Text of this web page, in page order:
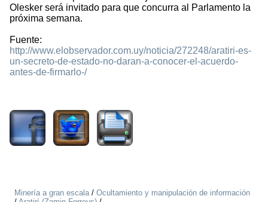
Olesker será invitado para que concurra al Parlamento la
próxima semana.
Fuente:
http://www.elobservador.com.uy/noticia/272248/aratiri-es-
un-secreto-de-estado-no-daran-a-conocer-el-acuerdo-
antes-de-firmarlo-/
Minería a gran escala/ Ocultamiento y manipulación de información